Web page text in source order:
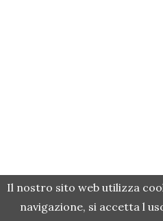
Il nostro sito web utilizza
navigazione, si accetta l